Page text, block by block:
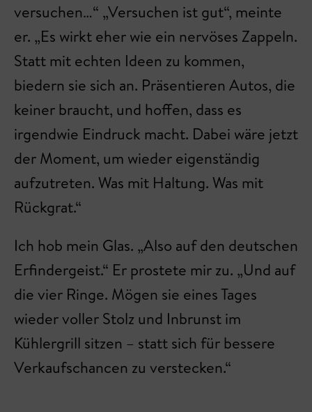
versuchen…“ „Versuchen ist gut“, meinte
er. „Es wirkt eher wie ein nervöses Zappeln.
Statt mit echten Ideen zu kommen,
biedern sie sich an. Präsentieren Autos, die
keiner braucht, und hoffen, dass es
irgendwie Eindruck macht. Dabei wäre jetzt
der Moment, um wieder eigenständig
aufzutreten. Was mit Haltung. Was mit
Rückgrat.“
Ich hob mein Glas. „Also auf den deutschen
Erfindergeist.“ Er prostete mir zu. „Und auf
die vier Ringe. Mögen sie eines Tages
wieder voller Stolz und Inbrunst im
Kühlergrill sitzen – statt sich für bessere
Verkaufschancen zu verstecken.“